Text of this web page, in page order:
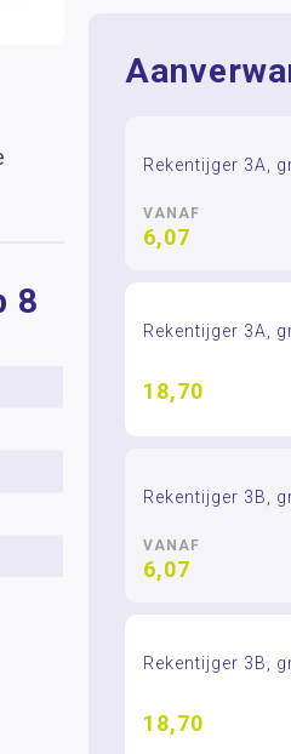
Rekentijger 3A,
VANAF
6,07
Rekentijger 3A,
18,70
Rekentijger 3B,
VANAF
6,07
Rekentijger 3B,
18,70
8